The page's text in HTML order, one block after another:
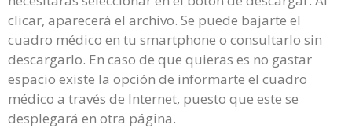
clicar, aparecerá el archivo. Se puede bajarte el
cuadro médico en tu smartphone o consultarlo sin
descargarlo. En caso de que quieras es no gastar
espacio existe la opción de informarte el cuadro
médico a través de Internet, puesto que este se
desplegará en otra página.